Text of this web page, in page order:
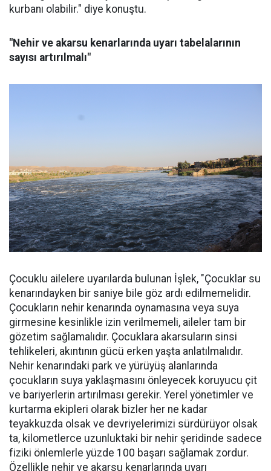
kurbanı olabilir." diye konuştu.
"Nehir ve akarsu kenarlarında uyarı tabelalarının
sayısı artırılmalı"
Çocuklu ailelere uyarılarda bulunan İşlek, "Çocuklar su
kenarındayken bir saniye bile göz ardı edilmemelidir.
Çocukların nehir kenarında oynamasına veya suya
girmesine kesinlikle izin verilmemeli, aileler tam bir
gözetim sağlamalıdır. Çocuklara akarsuların sinsi
tehlikeleri, akıntının gücü erken yaşta anlatılmalıdır.
Nehir kenarındaki park ve yürüyüş alanlarında
çocukların suya yaklaşmasını önleyecek koruyucu çit
ve bariyerlerin artırılması gerekir. Yerel yönetimler ve
kurtarma ekipleri olarak bizler her ne kadar
teyakkuzda olsak ve devriyelerimizi sürdürüyor olsak
ta, kilometlerce uzunluktaki bir nehir şeridinde sadece
fiziki önlemlerle yüzde 100 başarı sağlamak zordur.
Özellikle nehir ve akarsu kenarlarında uyarı